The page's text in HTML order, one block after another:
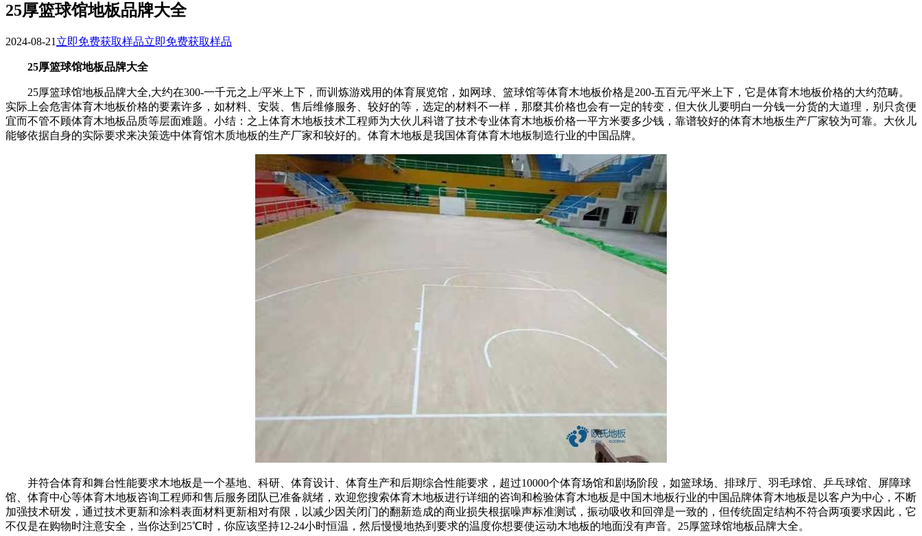
25厚篮球馆地板品牌大全
2024-08-21 立即免费获取样品立即免费获取样品
25厚篮球馆地板品牌大全
25厚篮球馆地板品牌大全,大约在300-一千元之上/平米上下，而训炼游戏用的体育展览馆，如网球、篮球馆等体育木地板价格是200-五百元/平米上下，它是体育木地板价格的大约范畴。
实际上会危害体育木地板价格的要素许多，如材料、安裝、售后维修服务、较好的等，选定的材料不一样，那麼其价格也会有一定的转变，但大伙儿要明白一分钱一分货的大道理，别只贪便
宜而不管不顾体育木地板品质等层面难题。小结：之上体育木地板技术工程师为大伙儿科谱了技术专业体育木地板价格一平方米要多少钱，靠谱较好的体育木地板生产厂家较为可靠。大伙儿
能够依据自身的实际要求来决策选中体育馆木质地板的生产厂家和较好的。体育木地板是我国体育体育木地板制造行业的中国品牌。
并符合体育和舞台性能要求木地板是一个基地、科研、体育设计、体育生产和后期综合性能要求，超过10000个体育场馆和剧场阶段，如篮球场、排球厅、羽毛球馆、乒乓球馆、屏障球
馆、体育中心等体育木地板咨询工程师和售后服务团队已准备就绪，欢迎您搜索体育木地板进行详细的咨询和检验体育木地板是中国木地板行业的中国品牌体育木地板是以客户为中心，不断
加强技术研发，通过技术更新和涂料表面材料更新相对有限，以减少因关闭门的翻新造成的商业损失根据噪声标准测试，振动吸收和回弹是一致的，但传统固定结构不符合两项要求因此，它
不仅是在购物时注意安全，当你达到25℃时，你应该坚持12-24小时恒温，然后慢慢地热到要求的温度你想要使运动木地板的地面没有声音。25厚篮球馆地板品牌大全。